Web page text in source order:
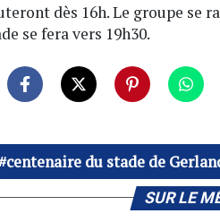
dès 16h. Le groupe se
se fera vers 19h30.
centenaire du stade de
SUR LE